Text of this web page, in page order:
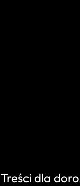
Treści dla